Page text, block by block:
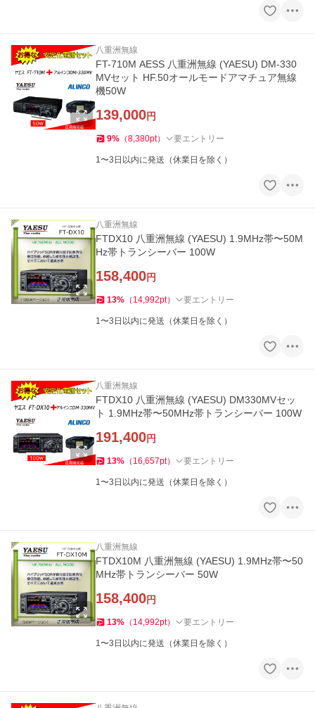
八重洲無線
FT-710M AESS 八重洲無線 (YAESU) DM-330
MVセット HF.50オールモードアマチュア無線
機50W
139,000円
9% （8,380pt） 要エントリー
1〜3日以内に発送（休業日を除く）
八重洲無線
FTDX10 八重洲無線 (YAESU) 1.9MHz帯〜50M
Hz帯トランシーバー 100W
158,400円
13% （ 14,992pt） 要エントリー
1〜3日以内に発送（休業日を除く）
八重洲無線
FTDX10 八重洲無線 (YAESU) DM330MVセッ
ト 1.9MHz帯〜50MHz帯トランシーバー 100W
191,400円
13% （ 16,657pt） 要エントリー
1〜3日以内に発送（休業日を除く）
八重洲無線
FTDX10M 八重洲無線 (YAESU) 1.9MHz帯〜50
MHz帯トランシーバー 50W
158,400円
13% （ 14,992pt） 要エントリー
1〜3日以内に発送（休業日を除く）